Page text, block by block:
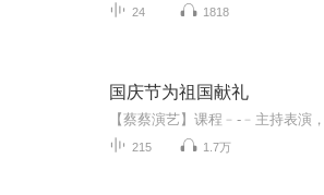
24 1818
国庆节为祖国献礼
215 1.7万